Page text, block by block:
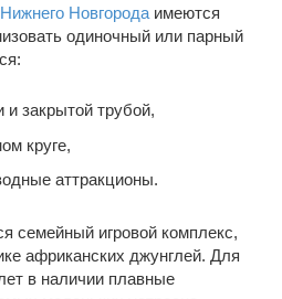
Новгорода имеются
одиночный или парный
и закрытой трубой,
круге,
аттракционы.
семейный игровой комплекс,
африканских джунглей. Для
в наличии плавные